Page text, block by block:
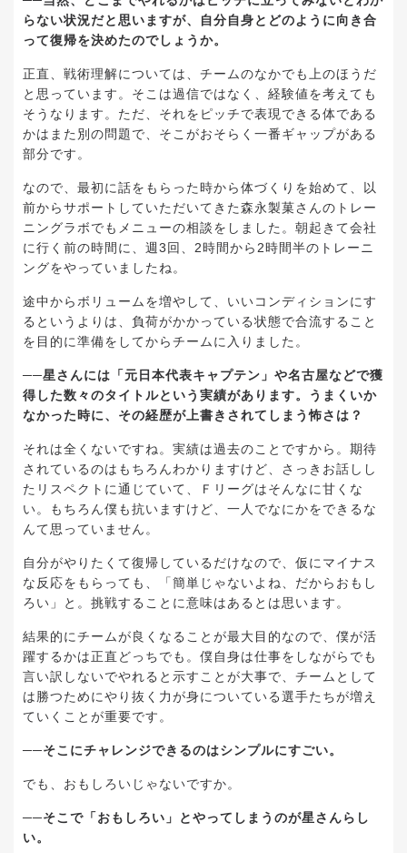
らない状況だと思いますが、自分自身とどのように向き合
って復帰を決めたのでしょうか。
正直、戦術理解については、チームのなかでも上のほうだ
と思っています。そこは過信ではなく、経験値を考えても
そうなります。ただ、それをピッチで表現できる体である
かはまた別の問題で、そこがおそらく一番ギャップがある
部分です。
なので、最初に話をもらった時から体づくりを始めて、以
前からサポートしていただいてきた森永製菓さんのトレー
ニングラボでもメニューの相談をしました。朝起きて会社
に行く前の時間に、週3回、2時間から2時間半のトレーニ
ングをやっていましたね。
途中からボリュームを増やして、いいコンディションにす
るというよりは、負荷がかかっている状態で合流すること
を目的に準備をしてからチームに入りました。
──星さんには「元日本代表キャプテン」や名古屋などで獲
得した数々のタイトルという実績があります。うまくいか
なかった時に、その経歴が上書きされてしまう怖さは？
それは全くないですね。実績は過去のことですから。期待
されているのはもちろんわかりますけど、さっきお話しし
たリスペクトに通じていて、Ｆリーグはそんなに甘くな
い。もちろん僕も抗いますけど、一人でなにかをできるな
んて思っていません。
自分がやりたくて復帰しているだけなので、仮にマイナス
な反応をもらっても、「簡単じゃないよね、だからおもし
ろい」と。挑戦することに意味はあるとは思います。
結果的にチームが良くなることが最大目的なので、僕が活
躍するかは正直どっちでも。僕自身は仕事をしながらでも
言い訳しないでやれると示すことが大事で、チームとして
は勝つためにやり抜く力が身についている選手たちが増え
ていくことが重要です。
──そこにチャレンジできるのはシンプルにすごい。
でも、おもしろいじゃないですか。
──そこで「おもしろい」とやってしまうのが星さんらし
い。